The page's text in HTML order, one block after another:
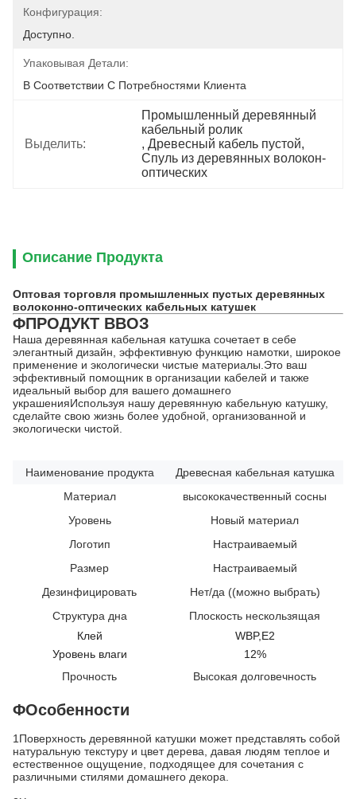
Конфигурация:
Доступно.
Упаковывая Детали:
В Соответствии С Потребностями Клиента
Выделить:
Промышленный деревянный
кабельный ролик
, Древесный кабель пустой,
Спуль из деревянных волокон-
оптических
Описание Продукта
Оптовая торговля промышленных пустых деревянных
волоконно-оптических кабельных катушек
ΦПРОДУКТ ВВОЗ
Наша деревянная кабельная катушка сочетает в себе
элегантный дизайн, эффективную функцию намотки, широкое
применение и экологически чистые материалы.Это ваш
эффективный помощник в организации кабелей и также
идеальный выбор для вашего домашнего
украшенияИспользуя нашу деревянную кабельную катушку,
сделайте свою жизнь более удобной, организованной и
экологически чистой.
Наименование продукта
Древесная кабельная катушка
Материал
высококачественный сосны
Уровень
Новый материал
Логотип
Настраиваемый
Размер
Настраиваемый
Дезинфицировать
Нет/да ((можно выбрать)
Структура дна
Плоскость нескользящая
Клей
WBP,E2
Уровень влаги
12%
Прочность
Высокая долговечность
ΦОсобенности
1Поверхность деревянной катушки может представлять собой
натуральную текстуру и цвет дерева, давая людям теплое и
естественное ощущение, подходящее для сочетания с
различными стилями домашнего декора.